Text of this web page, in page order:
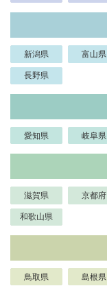
新潟県 富山県
長野県
愛知県 岐阜県
滋賀県 京都府
和歌山県
鳥取県 島根県